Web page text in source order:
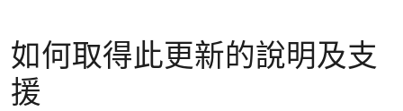
如何取得此更新的說明及支
援